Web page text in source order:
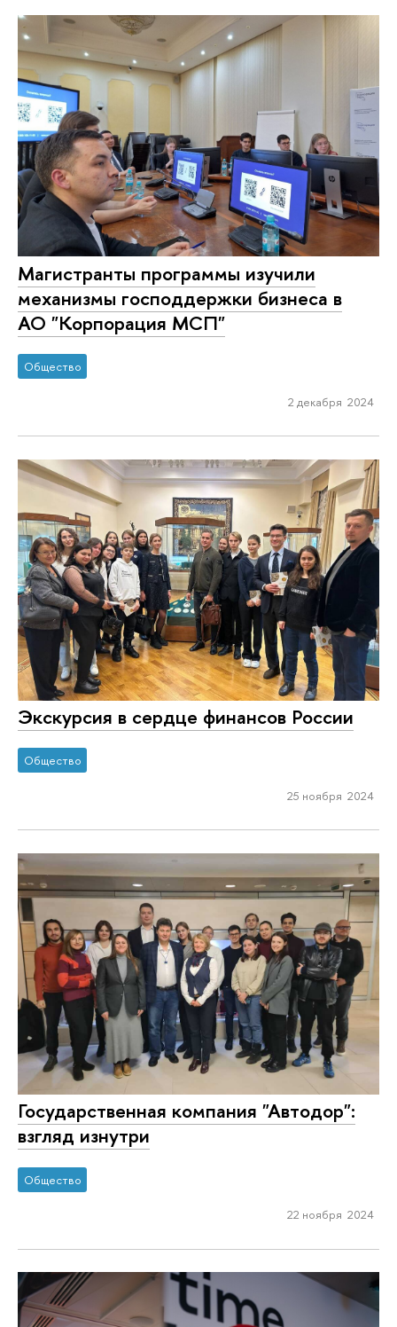
Магистранты программы изучили
механизмы господдержки бизнеса в
АО "Корпорация МСП"
Общество
2 декабря 2024
Экскурсия в сердце финансов России
Общество
25 ноября 2024
Государственная компания "Автодор":
взгляд изнутри
Общество
22 ноября 2024